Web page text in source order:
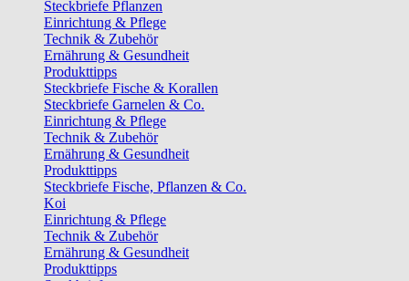
Steckbriefe Pflanzen
Einrichtung & Pflege
Technik & Zubehör
Ernährung & Gesundheit
Produkttipps
Steckbriefe Fische & Korallen
Steckbriefe Garnelen & Co.
Einrichtung & Pflege
Technik & Zubehör
Ernährung & Gesundheit
Produkttipps
Steckbriefe Fische, Pflanzen & Co.
Koi
Einrichtung & Pflege
Technik & Zubehör
Ernährung & Gesundheit
Produkttipps